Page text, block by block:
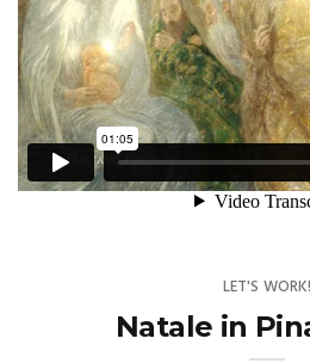
LET'S WORK!
Natale in